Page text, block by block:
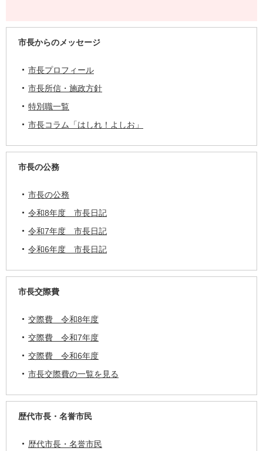
市長からのメッセージ
市長プロフィール
市長所信・施政方針
特別職一覧
市長コラム「はしれ！よしお」
市長の公務
市長の公務
令和8年度 市長日記
令和7年度 市長日記
令和6年度 市長日記
市長交際費
交際費 令和8年度
交際費 令和7年度
交際費 令和6年度
市長交際費の一覧を見る
歴代市長・名誉市民
歴代市長・名誉市民